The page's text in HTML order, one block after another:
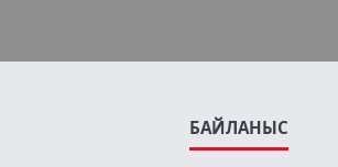
БАЙЛАНЫС